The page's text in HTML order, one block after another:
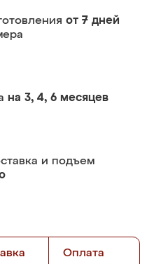
от 7 дней
на 3, 4, 6 месяцев
и подъем
Оплата